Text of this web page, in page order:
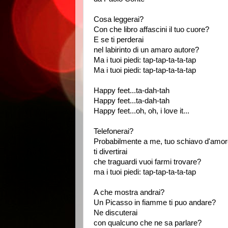
Cosa leggerai?
Con che libro affascini il tuo cuore?
E se ti perderai
nel labirinto di un amaro autore?
Ma i tuoi piedi: tap-tap-ta-ta-tap
Ma i tuoi piedi: tap-tap-ta-ta-tap
Happy feet...ta-dah-tah
Happy feet...ta-dah-tah
Happy feet...oh, oh, i love it...
Telefonerai?
Probabilmente a me, tuo schiavo
ti divertirai
che traguardi vuoi farmi trovare?
ma i tuoi piedi: tap-tap-ta-ta-tap
A che mostra andrai?
Un Picasso in fiamme ti puo andare?
Ne discuterai
con qualcuno che ne sa parlare?